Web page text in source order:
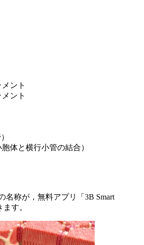
ント
ント
体と横行小管の結合）
名称が，無料アプリ「3B Smart
す。